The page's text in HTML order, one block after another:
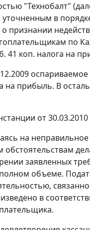
"Технобалт"
уточненным в
признании
по
41 коп. налога на
на прибыль. В
от
на
обстоятельствам
заявленных
объеме.
в